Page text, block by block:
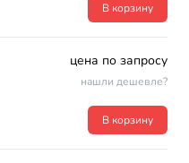
В корзину
цена по запросу
нашли дешевле?
В корзину